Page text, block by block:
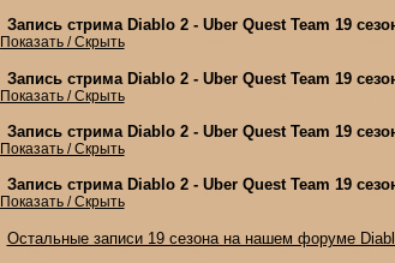
Запись стрима Diablo 2 - Uber Quest Team 19
Показать / Скрыть
Запись стрима Diablo 2 - Uber Quest Team 19
Показать / Скрыть
Запись стрима Diablo 2 - Uber Quest Team 19
Показать / Скрыть
Запись стрима Diablo 2 - Uber Quest Team 19
Показать / Скрыть
Остальные записи 19 сезона на нашем форуме